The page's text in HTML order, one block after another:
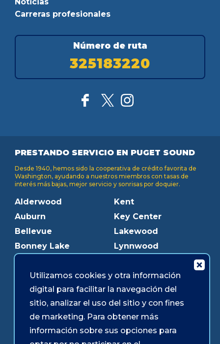
Carreras profesionales
Número de ruta
325183220
PRESTANDO SERVICIO EN PUGET SOUND
Desde 1940, hemos sido la cooperativa de crédito favorita de
Washington, ayudando a nuestros miembros con tasas de
interés más bajas, mejor servicio y sonrisas por doquier.
Alderwood
Auburn
Bellevue
Bonney Lake
Burien
Downtown Olympia
Downtown Tacoma
Edmonds
Everett
Kent
Key Center
Lakewood
Lynnwood
Olympia
Pacific Ave
Parkland
Puyallup
Redmond
Utilizamos cookies y otra información
digital para facilitar la navegación del
sitio, analizar el uso del sitio y con fines
de marketing. Para obtener más
información sobre sus opciones para